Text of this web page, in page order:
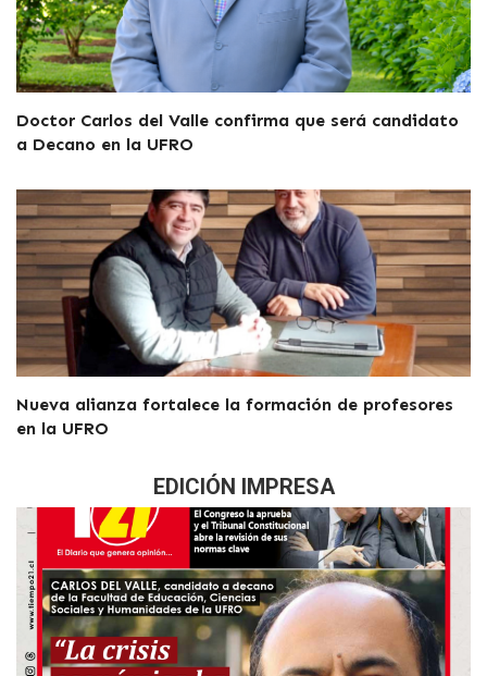
Doctor Carlos del Valle confirma que será candidato
a Decano en la UFRO
Nueva alianza fortalece la formación de profesores
en la UFRO
EDICIÓN IMPRESA